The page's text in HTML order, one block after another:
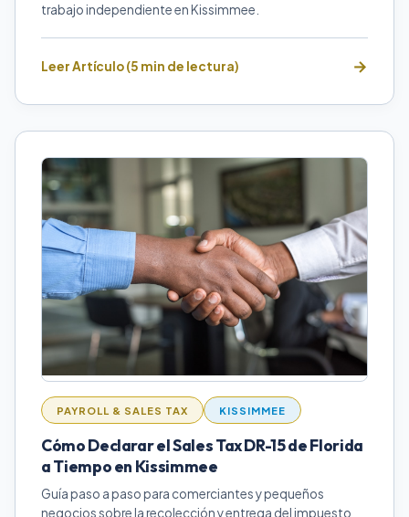
trabajo independiente en Kissimmee.
Leer Artículo (5 min de lectura)
PAYROLL & SALES TAX KISSIMMEE
Cómo Declarar el Sales Tax DR-15 de Florida
a Tiempo en Kissimmee
Guía paso a paso para comerciantes y pequeños
negocios sobre la recolección y entrega del impuesto